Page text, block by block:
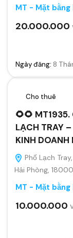
MT - Mặt
20.000.000
Ngày đăng: 8
Cho thuê
🌻🌻
LẠCH TRAY
KINH DOANH
Phố Lạch
Hải Phòng,
MT - Mặt
10.000.000